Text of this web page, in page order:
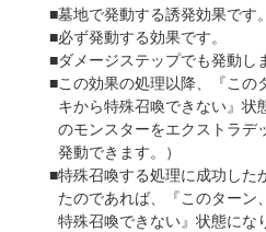
墓地で発動する誘発効果です。
必ず発動する効果です。
ダメージステップでも発動し
この効果の処理以降、『この
キから特殊召喚できない』
のモンスターをエクストラデ
発動できます。）
特殊召喚する処理に成功した
たのであれば、『このターン
特殊召喚できない』状態にな